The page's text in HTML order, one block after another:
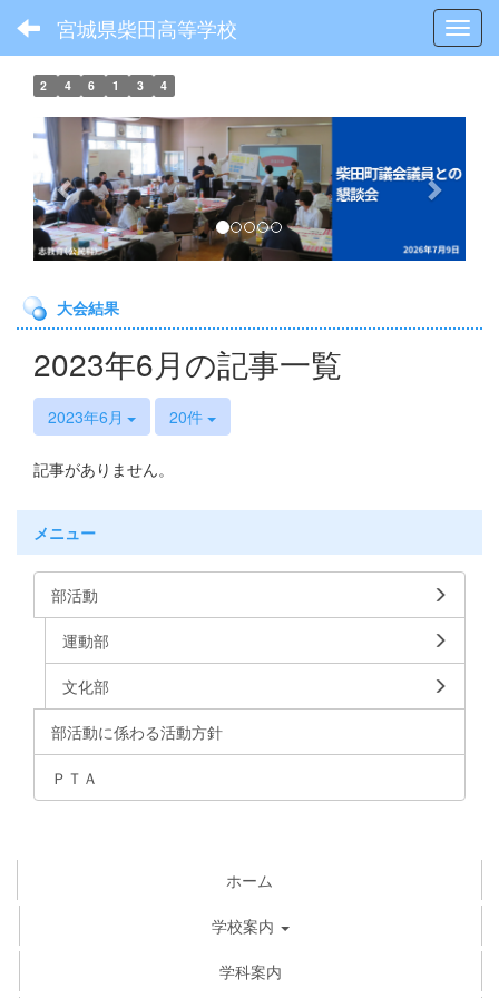
宮城県柴田高等学校
2 4 6 1 3 4
e
v
i
u
s
e
x
大会結果
2023年6月の記事一覧
2023年6月 20件
記事がありません。
メニュー
部活動
運動部
文化部
部活動に係わる活動方針
ＰＴＡ
ホーム
学校案内
学科案内